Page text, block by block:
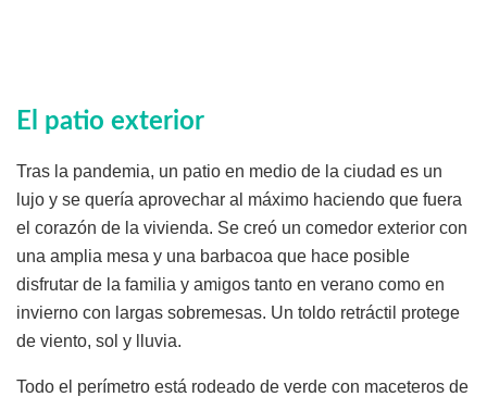
El patio exterior
Tras la pandemia, un patio en medio de la ciudad es un
lujo y se quería aprovechar al máximo haciendo que fuera
el corazón de la vivienda. Se creó un comedor exterior con
una amplia mesa y una barbacoa que hace posible
disfrutar de la familia y amigos tanto en verano como en
invierno con largas sobremesas. Un toldo retráctil protege
de viento, sol y lluvia.
Todo el perímetro está rodeado de verde con maceteros de